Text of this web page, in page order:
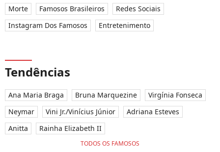
Morte Famosos Brasileiros
Redes Sociais
Instagram Dos Famosos
Entretenimento
Tendências
Ana Maria Braga Bruna Marquezine
Virgínia Fonseca
Neymar
Vini Jr./Vinícius Júnior
Adriana Esteves
Anitta
Rainha Elizabeth II
TODOS OS FAMOSOS